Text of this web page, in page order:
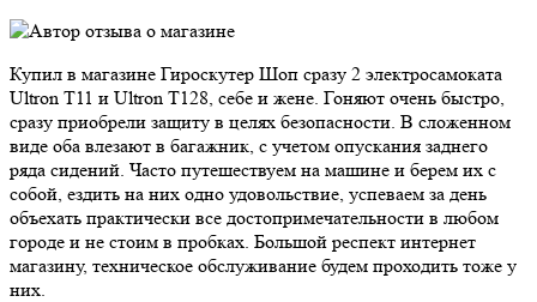
Купил в магазине Гироскутер Шоп сразу 2 электросамоката
Ultron T11 и Ultron T128, себе и жене. Гоняют очень быстро,
сразу приобрели защиту в целях безопасности. В сложенном
виде оба влезают в багажник, с учетом опускания заднего
ряда сидений. Часто путешествуем на машине и берем их с
собой, ездить на них одно удовольствие, успеваем за день
объехать практически все достопримечательности в любом
городе и не стоим в пробках. Большой респект интернет
магазину, техническое обслуживание будем проходить тоже у
них.